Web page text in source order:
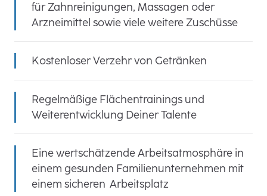
für Zahnreinigungen, Massagen oder
Arzneimittel sowie viele weitere Zuschüsse
Kostenloser Verzehr von Getränken
Regelmäßige Flächentrainings und
Weiterentwicklung Deiner Talente
Eine wertschätzende Arbeitsatmosphäre in
einem gesunden Familienunternehmen mit
einem sicheren Arbeitsplatz